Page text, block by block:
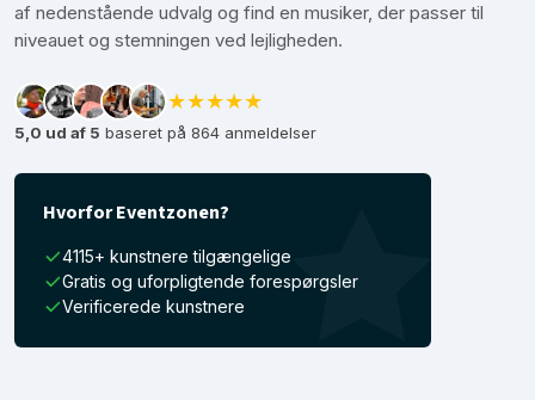
af nedenstående udvalg og find en musiker, der passer til
niveauet og stemningen ved lejligheden.
★★★★★
5,0 ud af 5 baseret på 864 anmeldelser
Hvorfor Eventzonen?
4115+ kunstnere tilgængelige
Gratis og uforpligtende forespørgsler
Verificerede kunstnere